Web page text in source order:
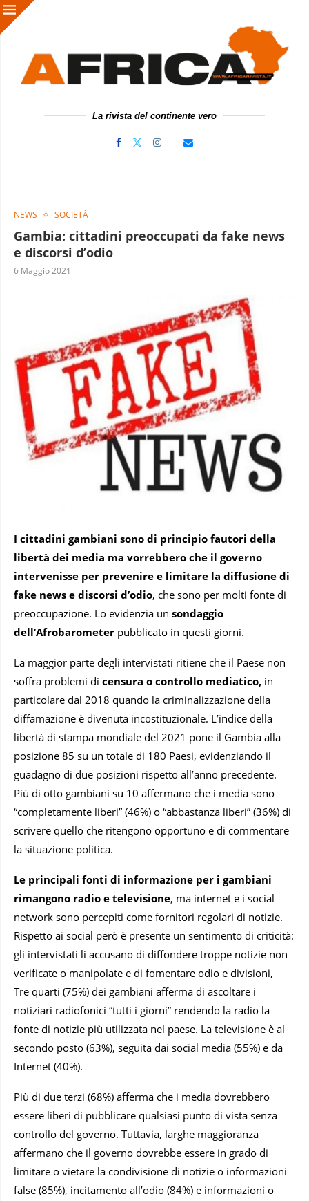
La rivista del continente vero
NEWS SOCIETÀ
Gambia: cittadini preoccupati da fake news
e discorsi d’odio
6 Maggio 2021
I cittadini gambiani sono di principio fautori della
libertà dei media ma vorrebbero che il governo
intervenisse per prevenire e limitare la diffusione di
fake news e discorsi d’odio, che sono per molti fonte di
preoccupazione. Lo evidenzia un sondaggio
dell’Afrobarometer pubblicato in questi giorni.
La maggior parte degli intervistati ritiene che il Paese non
soffra problemi di censura o controllo mediatico, in
particolare dal 2018 quando la criminalizzazione della
diffamazione è divenuta incostituzionale. L’indice della
libertà di stampa mondiale del 2021 pone il Gambia alla
posizione 85 su un totale di 180 Paesi, evidenziando il
guadagno di due posizioni rispetto all’anno precedente.
Più di otto gambiani su 10 affermano che i media sono
“completamente liberi” (46%) o “abbastanza liberi” (36%) di
scrivere quello che ritengono opportuno e di commentare
la situazione politica.
Le principali fonti di informazione per i gambiani
rimangono radio e televisione, ma internet e i social
network sono percepiti come fornitori regolari di notizie.
Rispetto ai social però è presente un sentimento di criticità:
gli intervistati li accusano di diffondere troppe notizie non
verificate o manipolate e di fomentare odio e divisioni,
Tre quarti (75%) dei gambiani afferma di ascoltare i
notiziari radiofonici “tutti i giorni” rendendo la radio la
fonte di notizie più utilizzata nel paese. La televisione è al
secondo posto (63%), seguita dai social media (55%) e da
Internet (40%).
Più di due terzi (68%) afferma che i media dovrebbero
essere liberi di pubblicare qualsiasi punto di vista senza
controllo del governo. Tuttavia, larghe maggioranza
affermano che il governo dovrebbe essere in grado di
limitare o vietare la condivisione di notizie o informazioni
false (85%), incitamento all’odio (84%) e informazioni o